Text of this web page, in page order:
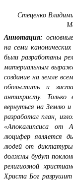
Стеценко
Аннотация:
на семи
были разработаны
материальным
создание на земле
обольстить и
антихристу.
вернуться на Землю
разработал план,
«Апокалипсиса от
люцифер является
людей от
должны будут
религиозной
Христа Бог